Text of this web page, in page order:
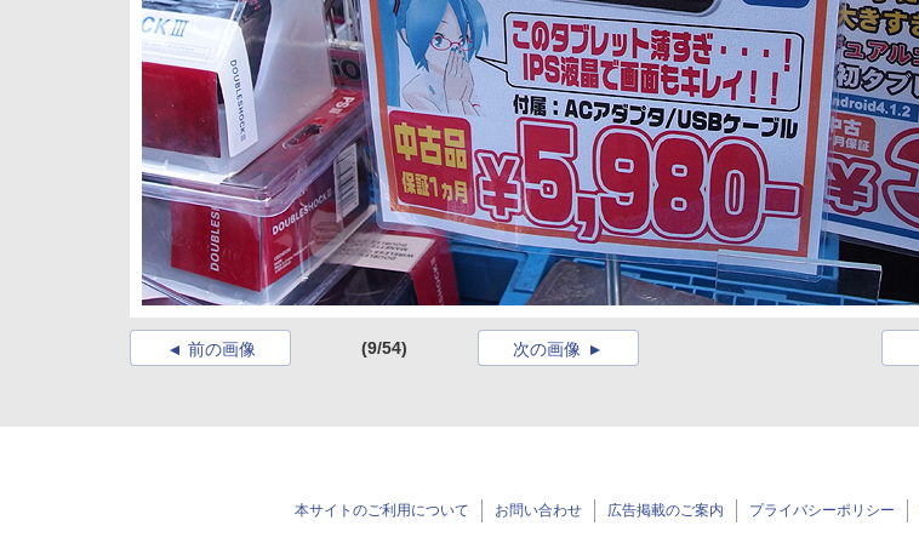
前の画像 (9/54) 次の画像
本サイトのご利用について お問い合わせ 広告掲載のご案内 プライバシーポリシー